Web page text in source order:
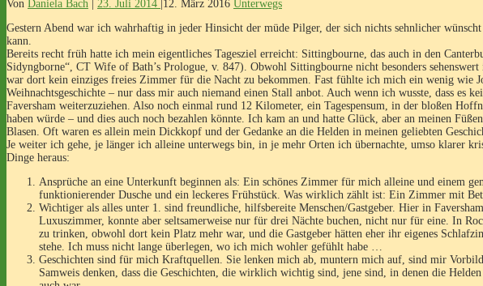
Von Daniela Bach 23. Juli 2014 12. März 2016 Unterwegs
Gestern Abend war ich wahrhaftig in jeder Hinsicht der müde Pilger, der sich nichts sehnlicher
kann.
Bereits recht früh hatte ich mein eigentliches Tagesziel erreicht: Sittingbourne, das auch in den
Sidyngborne“, CT Wife of Bath’s Prologue, v. 847). Obwohl Sittingbourne nicht besonders
war dort kein einziges freies Zimmer für die Nacht zu bekommen. Fast fühlte ich mich ein wenig wie
Weihnachtsgeschichte – nur dass mir auch niemand einen Stall anbot. Auch wenn ich wusste, dass es
Faversham weiterzuziehen. Also noch einmal rund 12 Kilometer, ein Tagespensum, in der bloßen
haben würde – und dies auch noch bezahlen könnte. Ich kam an und hatte Glück, aber an meinen
Blasen. Oft waren es allein mein Dickkopf und der Gedanke an die Helden in meinen geliebten
Je weiter ich gehe, je länger ich alleine unterwegs bin, in je mehr Orten ich übernachte, umso klarer
Dinge heraus:
Ansprüche an eine Unterkunft beginnen als: Ein schönes Zimmer für mich alleine und einem
funktionierender Dusche und ein leckeres Frühstück. Was wirklich zählt ist: Ein Zimmer mit
Wichtiger als alles unter 1. sind freundliche, hilfsbereite Menschen/Gastgeber. Hier in
Luxuszimmer, konnte aber seltsamerweise nur für drei Nächte buchen, nicht nur für eine. In
zu trinken, obwohl dort kein Platz mehr war, und die Gastgeber hätten eher ihr eigenes
stehe. Ich muss nicht lange überlegen, wo ich mich wohler gefühlt habe …
Geschichten sind für mich Kraftquellen. Sie lenken mich ab, muntern mich auf, sind mir
Samweis denken, dass die Geschichten, die wirklich wichtig sind, jene sind, in denen die